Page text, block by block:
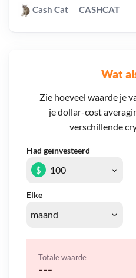
Wat
Zie hoeveel waarde je
je dollar-cost
verschillende
Had geïnvesteerd
Elke
$
Totale waarde
---
Cash Cat CASHCAT